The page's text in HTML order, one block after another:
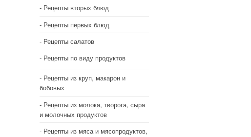
Рецепты вторых блюд
Рецепты первых блюд
Рецепты салатов
Рецепты по виду продуктов
Рецепты из круп, макарон и
бобовых
Рецепты из молока, творога, сыра
и молочных продуктов
Рецепты из мяса и мясопродуктов,